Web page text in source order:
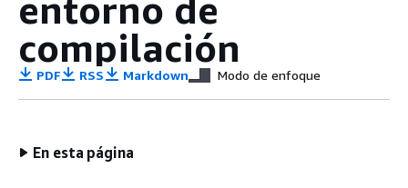
entorno de
compilación
PDF RSS Markdown Modo de enfoque
En esta página